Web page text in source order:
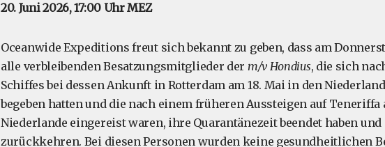
20. Juni 2026, 17:00 Uhr MEZ
Oceanwide Expeditions freut sich bekannt zu geben, dass am
alle verbleibenden Besatzungsmitglieder der m/v Hondius, die sich
Schiffes bei dessen Ankunft in Rotterdam am 18. Mai in den
begeben hatten und die nach einem früheren Aussteigen auf Teneriffa
Niederlande eingereist waren, ihre Quarantänezeit beendet haben
zurückkehren. Bei diesen Personen wurden keine gesundheitlichen